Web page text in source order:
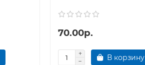
70.00р.
В корзину